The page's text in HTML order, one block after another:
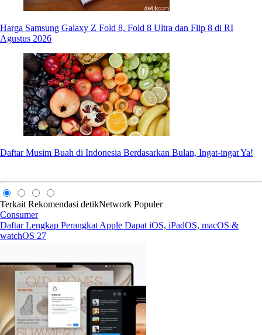
Harga Samsung Galaxy Z Fold 8, Fold 8 Ultra dan Flip 8 di RI
Agustus 2026
Daftar Musim Buah di Indonesia Berdasarkan Bulan, Ingat-ingat Ya!
Terkait Rekomendasi detikNetwork Populer
Consumer
Daftar Lengkap Perangkat Apple Dapat iOS, iPadOS, macOS &
watchOS 27